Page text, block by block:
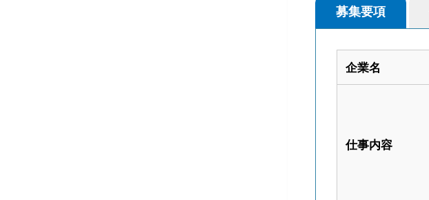
募集要項
企業名
仕事内容